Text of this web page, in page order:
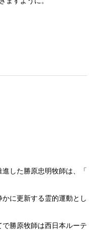
進した勝原忠明牧師は、「
かに更新する霊的運動とし
勝原牧師は西日本ルーテ